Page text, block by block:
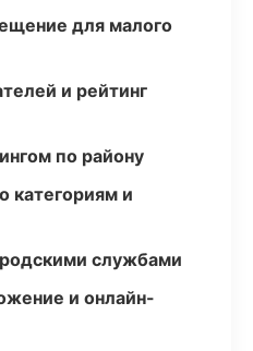
для малого
и рейтинг
по району
категориям и
службами
и онлайн-